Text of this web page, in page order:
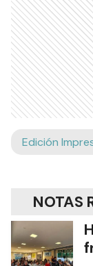
Edición
NOTAS